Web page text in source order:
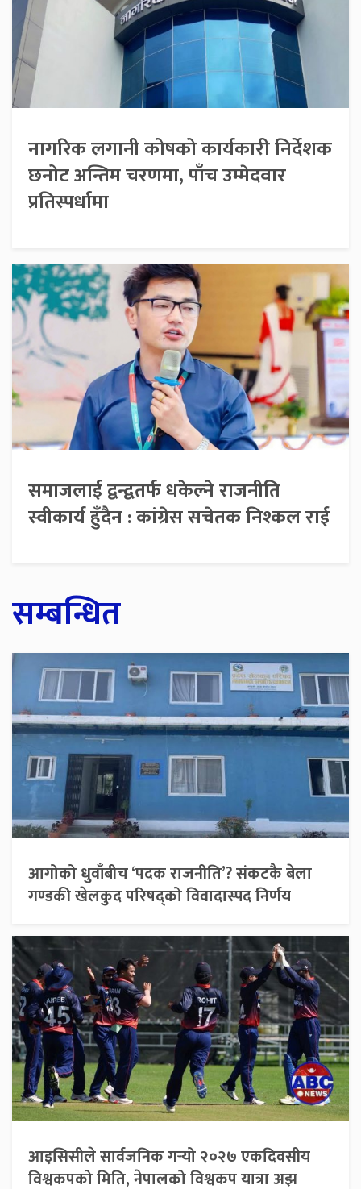
नागरिक लगानी कोषको कार्यकारी निर्देशक
छनोट अन्तिम चरणमा, पाँच उम्मेदवार
प्रतिस्पर्धामा
समाजलाई द्वन्द्वतर्फ धकेल्ने राजनीति
स्वीकार्य हुँदैन : कांग्रेस सचेतक निश्कल राई
सम्बन्धित
आगोको धुवाँबीच ‘पदक राजनीति’? संकटकै बेला
गण्डकी खेलकुद परिषद्को विवादास्पद निर्णय
आइसिसीले सार्वजनिक गर्‍यो २०२७ एकदिवसीय
विश्वकपको मिति, नेपालको विश्वकप यात्रा अझ